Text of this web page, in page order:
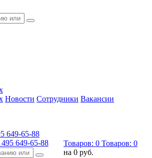
Новости Сотрудники Вакансии
649-65-88
649-65-88 Товаров: 0 Товаров: 0
на 0 руб.